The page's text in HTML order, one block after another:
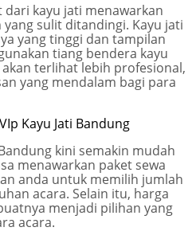
kayu jati menawarkan
sulit ditandingi. Kayu jati
yang tinggi dan tampilan
tiang bendera kayu
terlihat lebih profesional,
yang mendalam bagi para
kini semakin mudah
menawarkan paket sewa
anda untuk memilih jumlah
acara. Selain itu, harga
menjadi pilihan yang
acara.